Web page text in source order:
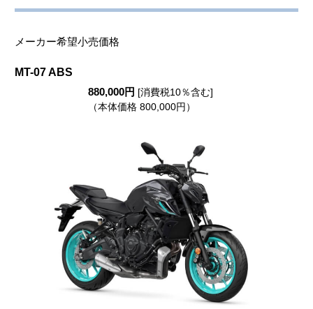
メーカー希望小売価格
MT-07 ABS
880,000円 [消費税10％含む]
（本体価格 800,000円）